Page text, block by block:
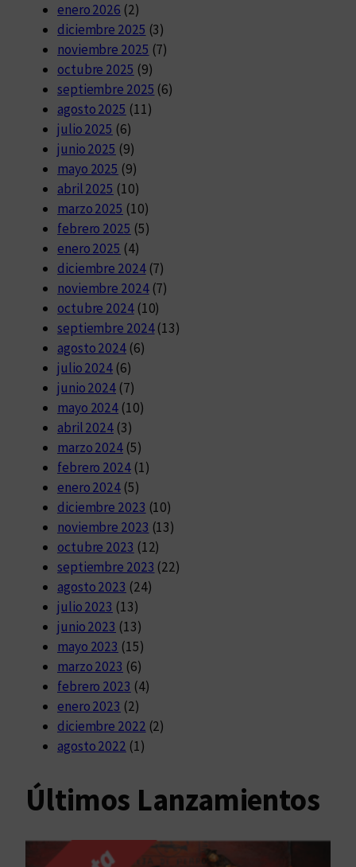
enero 2026 (2)
diciembre 2025 (3)
noviembre 2025 (7)
octubre 2025 (9)
septiembre 2025 (6)
agosto 2025 (11)
julio 2025 (6)
junio 2025 (9)
mayo 2025 (9)
abril 2025 (10)
marzo 2025 (10)
febrero 2025 (5)
enero 2025 (4)
diciembre 2024(7)
noviembre 2024(7)
octubre 2024(10)
septiembre 2024(13)
agosto 2024(6)
julio 2024 (6)
junio 2024 (7)
mayo 2024 (10)
abril 2024 (3)
marzo 2024 (5)
febrero 2024(1)
enero 2024 (5)
diciembre 2023 (10)
noviembre 2023 (13)
octubre 2023 (12)
septiembre 2023 (22)
agosto 2023 (24)
julio 2023 (13)
junio 2023 (13)
mayo 2023 (15)
marzo 2023 (6)
febrero 2023 (4)
enero 2023 (2)
diciembre 2022 (2)
agosto 2022 (1)
Últimos Lanzamientos